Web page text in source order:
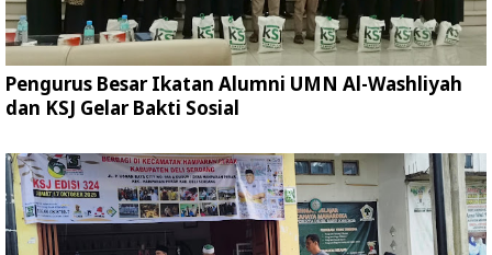
Pengurus Besar Ikatan Alumni UMN Al-Washliyah
dan KSJ Gelar Bakti Sosial